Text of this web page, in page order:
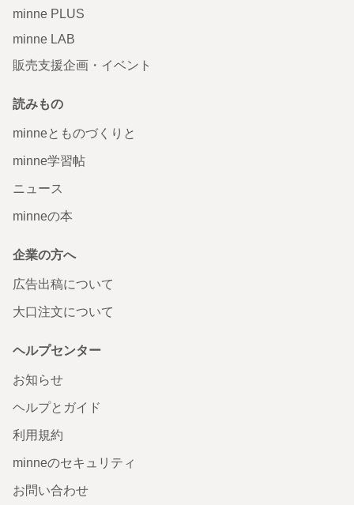
minne PLUS
minne LAB
販売支援企画・イベント
読みもの
minneとものづくりと
minne学習帖
ニュース
minneの本
企業の方へ
広告出稿について
大口注文について
ヘルプセンター
お知らせ
ヘルプとガイド
利用規約
minneのセキュリティ
お問い合わせ